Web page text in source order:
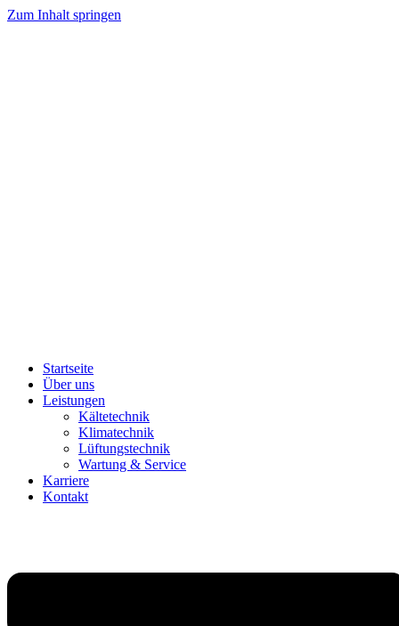
Zum Inhalt springen
Startseite
Über uns
Leistungen
Kältetechnik
Klimatechnik
Lüftungstechnik
Wartung & Service
Karriere
Kontakt